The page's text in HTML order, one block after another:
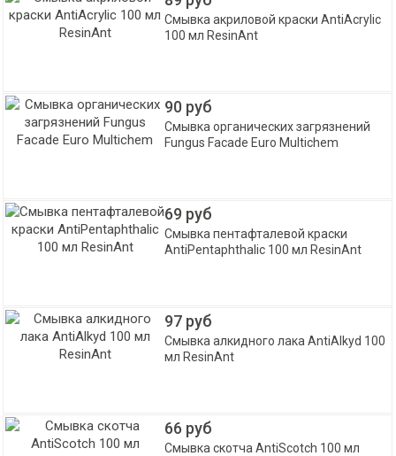
Смывка акриловой краски AntiAcrylic
100 мл ResinAnt
90 руб
Смывка органических загрязнений
Fungus Facade Euro Multichem
69 руб
Смывка пентафталевой краски
AntiPentaphthalic 100 мл ResinAnt
97 руб
Смывка алкидного лака AntiAlkyd 100
мл ResinAnt
66 руб
Смывка скотча AntiScotch 100 мл